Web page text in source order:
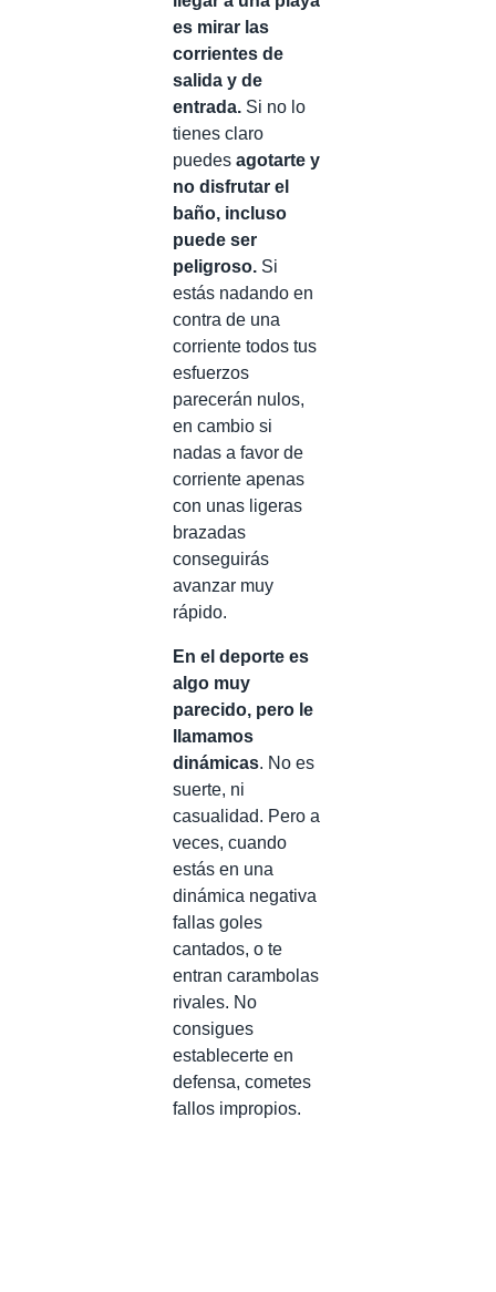
es mirar las
corrientes de
salida y de
entrada. Si no lo
tienes claro
puedes agotarte y
no disfrutar el
baño, incluso
puede ser
peligroso. Si
estás nadando en
contra de una
corriente todos tus
esfuerzos
parecerán nulos,
en cambio si
nadas a favor de
corriente apenas
con unas ligeras
brazadas
conseguirás
avanzar muy
rápido.
En el deporte es
algo muy
parecido, pero le
llamamos
dinámicas. No es
suerte, ni
casualidad. Pero a
veces, cuando
estás en una
dinámica negativa
fallas goles
cantados, o te
entran carambolas
rivales. No
consigues
establecerte en
defensa, cometes
fallos impropios.